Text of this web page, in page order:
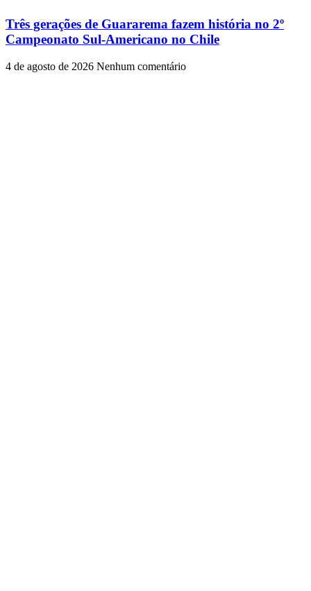
Três gerações de Guararema fazem história no 2º
Campeonato Sul-Americano no Chile
4 de agosto de 2026 Nenhum comentário